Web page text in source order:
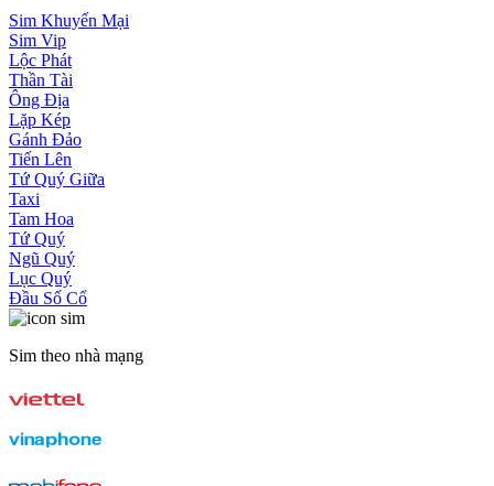
Sim Khuyến Mại
Sim Vip
Lộc Phát
Thần Tài
Ông Địa
Lặp Kép
Gánh Đảo
Tiến Lên
Tứ Quý Giữa
Taxi
Tam Hoa
Tứ Quý
Ngũ Quý
Lục Quý
Đầu Số Cổ
Sim theo nhà mạng